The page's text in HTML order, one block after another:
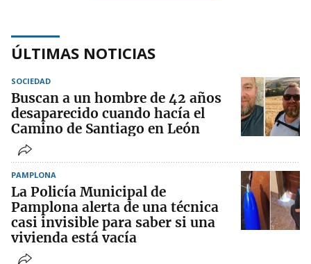
ÚLTIMAS NOTICIAS
SOCIEDAD
Buscan a un hombre de 42 años
desaparecido cuando hacía el
Camino de Santiago en León
PAMPLONA
La Policía Municipal de
Pamplona alerta de una técnica
casi invisible para saber si una
vivienda está vacía